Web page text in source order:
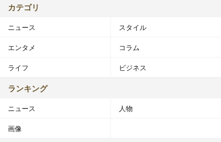
カテゴリ
ニュース スタイル
エンタメ コラム
ライフ ビジネス
ランキング
ニュース 人物
画像